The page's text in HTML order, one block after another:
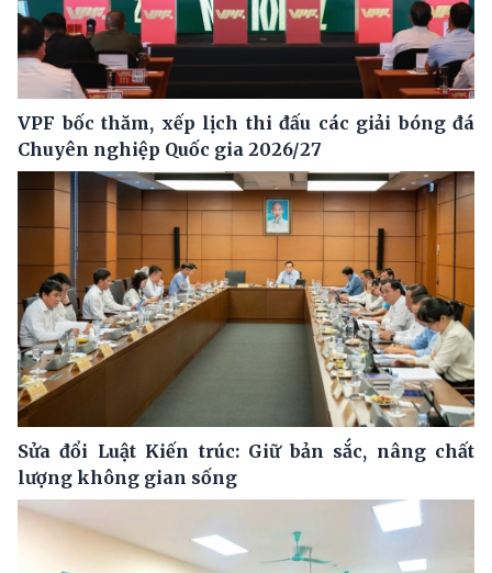
VPF bốc thăm, xếp lịch thi đấu các giải bóng đá
Chuyên nghiệp Quốc gia 2026/27
Sửa đổi Luật Kiến trúc: Giữ bản sắc, nâng chất
lượng không gian sống